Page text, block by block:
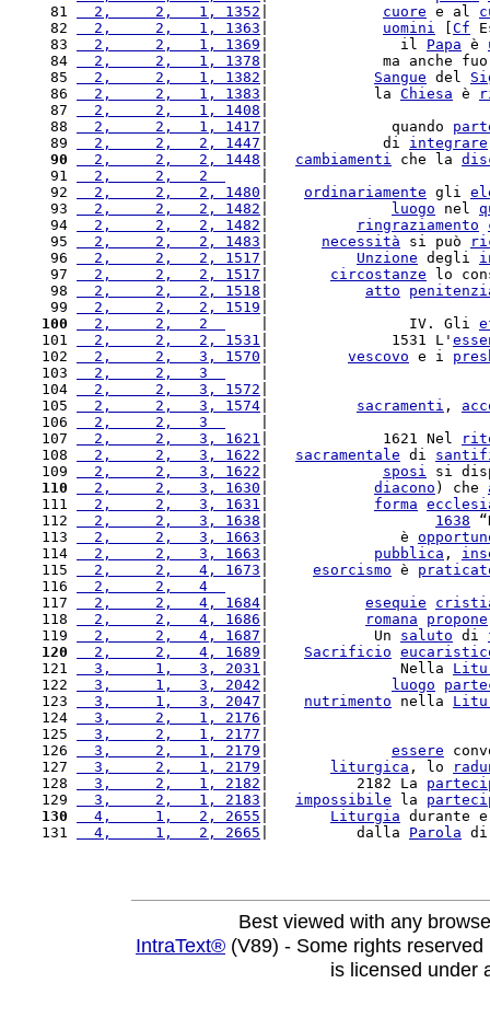
81
  2,     2,   1, 1352
cuore e al
82
  2,     2,   1, 1363
uomini Cf
83
  2,     2,   1, 1369
|               il Papa è
84
  2,     2,   1, 1378
|             ma anche
85
  2,     2,   1, 1382
Sangue del
86
  2,     2,   1, 1383
|            la Chiesa è
87
  2,     2,   1, 1408
88
  2,     2,   1, 1417
|              quando
89
  2,     2,   2, 1447
|             di integrare
90
  2,     2,   2, 1448
cambiamenti che la
91
  2,     2,   2
92
  2,     2,   2, 1480
ordinariamente gli
93
  2,     2,   2, 1482
luogo nel
94
  2,     2,   2, 1482
ringraziamento
95
  2,     2,   2, 1483
necessità si può
96
  2,     2,   2, 1517
Unzione degli
97
  2,     2,   2, 1517
circostanze lo
98
  2,     2,   2, 1518
atto
99
  2,     2,   2, 1519
100
  2,     2,   2
    |                IV. Gli
101
  2,     2,   2, 1531
|              1531 L'
102
  2,     2,   3, 1570
vescovo e i
103
  2,     2,   3
104
  2,     2,   3, 1572
105
  2,     2,   3, 1574
sacramenti ,
106
  2,     2,   3
107
  2,     2,   3, 1621
|             1621 Nel
108
  2,     2,   3, 1622
sacramentale di
109
  2,     2,   3, 1622
sposi si
110
  2,     2,   3, 1630
diacono ) che
111
  2,     2,   3, 1631
forma
112
  2,     2,   3, 1638
1638
113
  2,     2,   3, 1663
|               è
114
  2,     2,   3, 1663
pubblica ,
115
  2,     2,   4, 1673
esorcismo è
116
  2,     2,   4
117
  2,     2,   4, 1684
esequie
118
  2,     2,   4, 1686
romana propone
119
  2,     2,   4, 1687
|            Un saluto di
120
  2,     2,   4, 1689
Sacrificio
121
  3,     1,   3, 2031
|               Nella
122
  3,     1,   3, 2042
luogo
123
  3,     1,   3, 2047
nutrimento nella
124
  3,     2,   1, 2176
125
  3,     2,   1, 2177
126
  3,     2,   1, 2179
essere
127
  3,     2,   1, 2179
liturgica , lo
128
  3,     2,   1, 2182
|          2182 La
129
  3,     2,   1, 2183
impossibile la
130
  4,     1,   2, 2655
Liturgia durante
131
  4,     1,   2, 2665
|          dalla Parola
Best viewed with any
IntraText® (V89) - Some rights
is licensed under